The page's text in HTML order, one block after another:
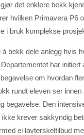
det enklere bekk
hvilken Primavera P6
i bruk komplekse
bekk dele anlegg hvis
har
om hvordan
rundt eleven ser
begavelse. Den
krever sakkyndig
ei lavterskeltilbud